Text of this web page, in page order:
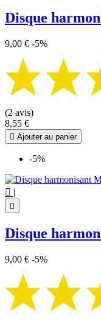
Disque
9,00 € -5%
(2 avis)
8,55 €
 Ajouter au panier
-5%
 |

Disque
9,00 € -5%